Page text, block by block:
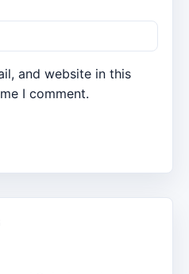
and website in this
I comment.